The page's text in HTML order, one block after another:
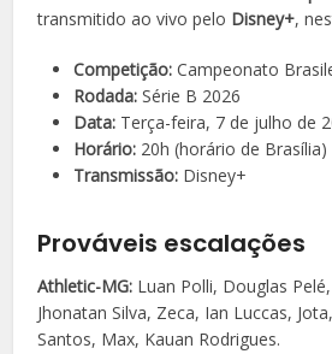
transmitido ao vivo pelo Disney+,
Competição: Campeonato
Rodada: Série B 2026
Data: Terça-feira, 7 de julho de
Horário: 20h (horário de Brasília)
Transmissão: Disney+
Prováveis escalações
Athletic-MG: Luan Polli, Douglas
Jhonatan Silva, Zeca, Ian Luccas,
Santos, Max, Kauan Rodrigues.